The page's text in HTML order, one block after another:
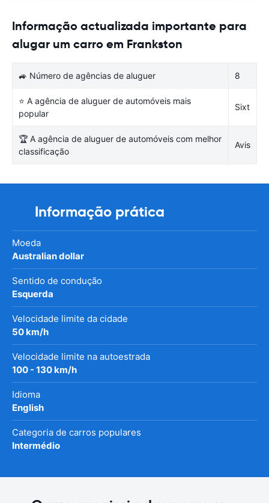
Informação actualizada importante para
alugar um carro em Frankston
🚙 Número de agências de aluguer 8
⭐ A agência de aluguer de automóveis mais
popular
Sixt
🏆 A agência de aluguer de automóveis com melhor
classificação
Avis
Informação prática
Moeda
Australian dollar
Sentido de condução
Esquerda
Velocidade limite da cidade
50 km/h
Velocidade limite na autoestrada
100 - 130 km/h
Idioma
English
Categoria de carros populares
Intermédio